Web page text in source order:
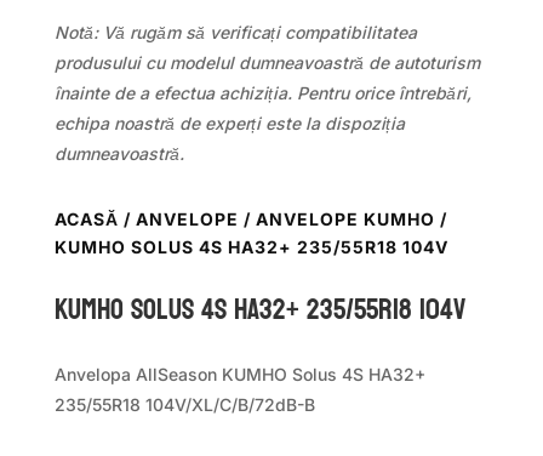
Notă: Vă rugăm să verificați compatibilitatea
produsului cu modelul dumneavoastră de autoturism
înainte de a efectua achiziția. Pentru orice întrebări,
echipa noastră de experți este la dispoziția
dumneavoastră.
ACASĂ / ANVELOPE / ANVELOPE KUMHO /
KUMHO SOLUS 4S HA32+ 235/55R18 104V
Kumho SOLUS 4S HA32+ 235/55R18 104V
Anvelopa AllSeason KUMHO Solus 4S HA32+
235/55R18 104V/XL/C/B/72dB-B